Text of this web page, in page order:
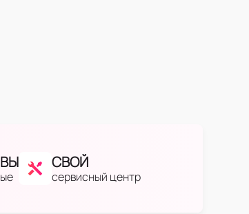
СВОЙ
сервисный центр